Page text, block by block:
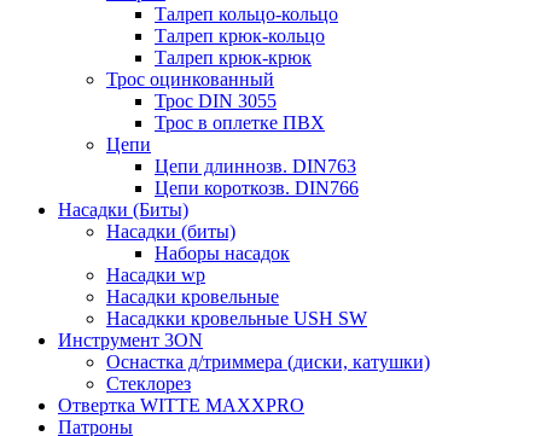
Талреп кольцо-кольцо
Талреп крюк-кольцо
Талреп крюк-крюк
Трос оцинкованный
Трос DIN 3055
Трос в оплетке ПВХ
Цепи
Цепи длиннозв. DIN763
Цепи короткозв. DIN766
Насадки (Биты)
Насадки (биты)
Наборы насадок
Насадки wp
Насадки кровельные
Насадкки кровельные USH SW
Инструмент 3ON
Оснастка д/триммера (диски, катушки)
Стеклорез
Отвертка WITTE MAXXPRO
Патроны